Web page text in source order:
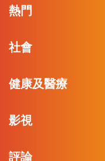
熱門
社會
健康及醫療
影視
評論